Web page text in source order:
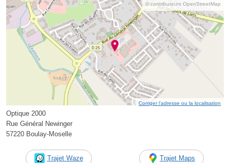
© contributeurs OpenStreetMap
Corriger l’adresse ou la localisation
Optique 2000
Rue Général Newinger
57220 Boulay-Moselle
Trajet Waze Trajet Maps